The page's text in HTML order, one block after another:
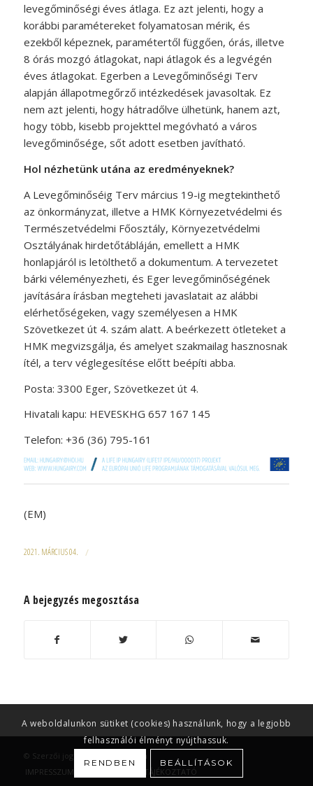
levegőminőségi éves átlaga. Ez azt jelenti, hogy a
korábbi paramétereket folyamatosan mérik, és
ezekből képeznek, paramétertől függően, órás, illetve
8 órás mozgó átlagokat, napi átlagok és a legvégén
éves átlagokat. Egerben a Levegőminőségi Terv
alapján állapotmegőrző intézkedések javasoltak. Ez
nem azt jelenti, hogy hátradőlve ülhetünk, hanem azt,
hogy több, kisebb projekttel megóvható a város
levegőminősége, sőt adott esetben javítható.
Hol nézhetünk utána az eredményeknek?
A Levegőminőséig Terv március 19-ig megtekinthető
az önkormányzat, illetve a HMK Környezetvédelmi és
Természetvédelmi Főosztály, Környezetvédelmi
Osztályának hirdetőtábláján, emellett a HMK
honlapjáról is letölthető a dokumentum. A tervezetet
bárki véleményezheti, és Eger levegőminőségének
javítására írásban megteheti javaslatait az alábbi
elérhetőségeken, vagy személyesen a HMK
Szövetkezet út 4. szám alatt. A beérkezett ötleteket a
HMK megvizsgálja, és amelyet szakmailag hasznosnak
ítél, a terv véglegesítése előtt beépíti abba.
Posta: 3300 Eger, Szövetkezet út 4.
Hivatali kapu: HEVESKHG 657 167 145
Telefon: +36 (36) 795-161
(EM)
2021. MÁRCIUS 04. /
A bejegyzés megosztása
© Szerzői jog -
EM | Egri Magazin
IMPRESSZUM
ADATKEZELÉSI TÁJÉKOZTATÓ
A weboldalunkon sütiket (cookies) használunk, hogy a legjobb
felhasználói élményt nyújthassuk.
RENDBEN BEÁLLÍTÁSOK